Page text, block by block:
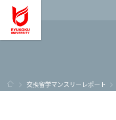
ホーム
交換留学マンスリーレポート